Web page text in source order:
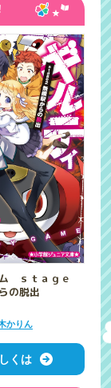
ｓｔａｇｅ
の脱出
かりん
くは